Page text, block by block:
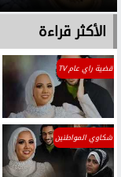
الأكثر قراءة
قضية راي عام TV
شكاوي المواطنين